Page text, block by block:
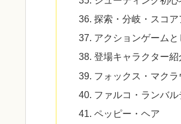
探索・分岐・スコ
アクションゲーム
登場キャラクター紹
フォックス・マクラ
ファルコ・ランバル
ペッピー・ヘア